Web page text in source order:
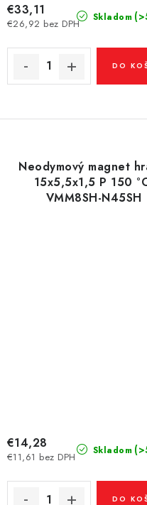
Skladom
€26,92 bez DPH
€33,11
DO
Neodymový magnet
15x5,5x1,5 P 150
VMM8SH-N45SH
Skladom
€11,61 bez DPH
€14,28
DO